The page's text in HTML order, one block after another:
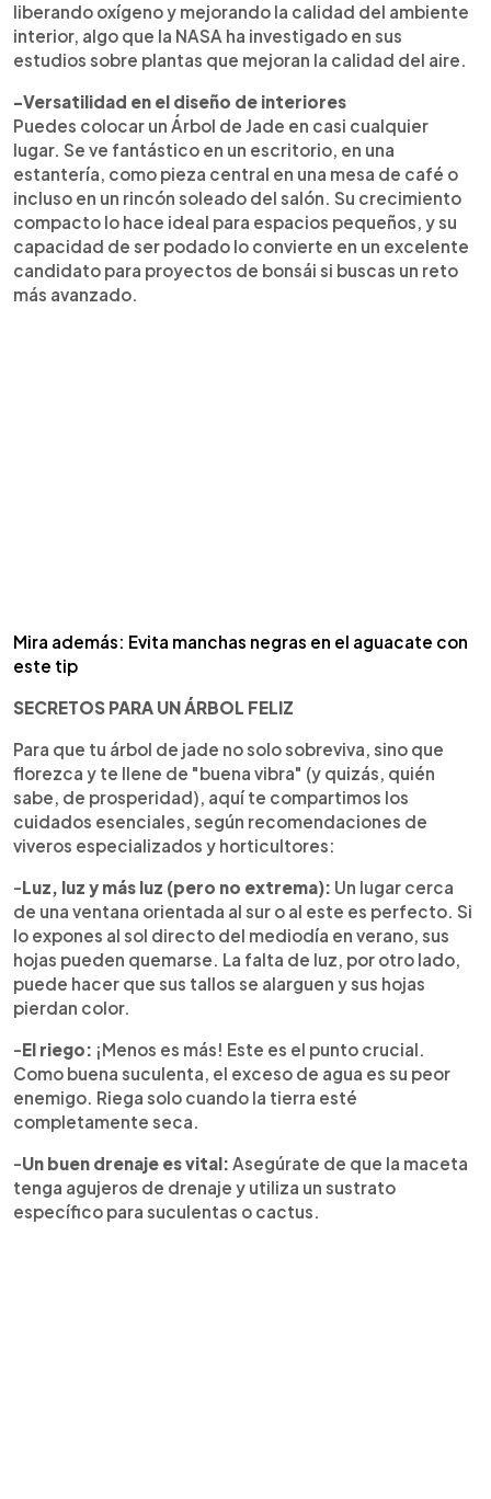
liberando oxígeno y mejorando la calidad del ambiente
interior, algo que la NASA ha investigado en sus
estudios sobre plantas que mejoran la calidad del aire.
-Versatilidad en el diseño de interiores
Puedes colocar un Árbol de Jade en casi cualquier
lugar. Se ve fantástico en un escritorio, en una
estantería, como pieza central en una mesa de café o
incluso en un rincón soleado del salón. Su crecimiento
compacto lo hace ideal para espacios pequeños, y su
capacidad de ser podado lo convierte en un excelente
candidato para proyectos de bonsái si buscas un reto
más avanzado.
Mira además: Evita manchas negras en el aguacate con
este tip
SECRETOS PARA UN ÁRBOL FELIZ
Para que tu árbol de jade no solo sobreviva, sino que
florezca y te llene de "buena vibra" (y quizás, quién
sabe, de prosperidad), aquí te compartimos los
cuidados esenciales, según recomendaciones de
viveros especializados y horticultores:
-Luz, luz y más luz (pero no extrema): Un lugar cerca
de una ventana orientada al sur o al este es perfecto. Si
lo expones al sol directo del mediodía en verano, sus
hojas pueden quemarse. La falta de luz, por otro lado,
puede hacer que sus tallos se alarguen y sus hojas
pierdan color.
-El riego: ¡Menos es más! Este es el punto crucial.
Como buena suculenta, el exceso de agua es su peor
enemigo. Riega solo cuando la tierra esté
completamente seca.
-Un buen drenaje es vital: Asegúrate de que la maceta
tenga agujeros de drenaje y utiliza un sustrato
específico para suculentas o cactus.